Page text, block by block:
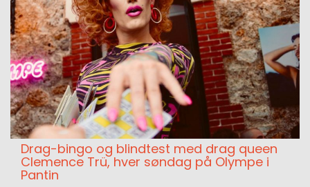
Drag-bingo og blindtest med drag queen
Clemence Trü, hver søndag på Olympe i
Pantin